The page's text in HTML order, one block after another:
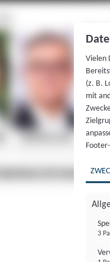
Vielen
(z. B.
mit
3